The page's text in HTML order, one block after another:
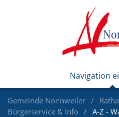
Gemeinde Nonnweiler
Bürgerservice & Info
A-Z -